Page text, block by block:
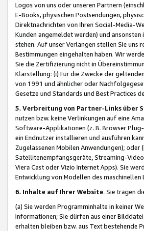
Logos von uns oder unseren Partnern
E-Books, physischen Postsendungen,
Direktnachrichten von Ihren Social-Media-
Kunden angemeldet werden) und
stehen. Auf unser Verlangen stellen Sie uns
Bestimmungen eingehalten haben. Wir
Sie die Zertifizierung nicht in
Klarstellung: (i) Für die Zwecke der
von 1991 und ähnlicher oder
Gesetze und Standards und Best Practices
5. Verbreitung von Partner-Links über
nutzen bzw. keine Verlinkungen auf eine
Software-Applikationen (z. B. Browser
ein Endnutzer installieren und ausführen
Zugelassenen Mobilen Anwendungen);
Satellitenempfangsgeräte, Streaming-
Viera Cast oder Vizio Internet Apps). Sie
Entwicklung von Modellen des
6. Inhalte auf Ihrer Website. Sie tragen
(a) Sie werden Programminhalte in keiner
Informationen; Sie dürfen aus einer
erhalten bleiben bzw. aus Text bestehende